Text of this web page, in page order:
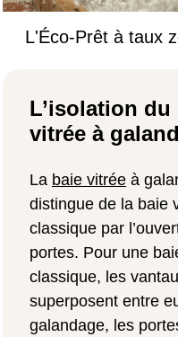
L'Éco-Prêt à taux
L’isolation
vitrée à
La baie vitrée à
distingue de la baie
classique par
portes. Pour une
classique, les
superposent entre
galandage, les